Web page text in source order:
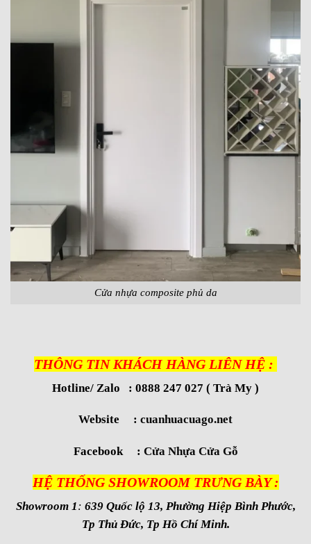
Cửa nhựa composite phủ da
THÔNG TIN KHÁCH HÀNG LIÊN HỆ :
Hotline/ Zalo : 0888 247 027 ( Trà My )
Website : cuanhuacuago.net
Facebook : Cửa Nhựa Cửa Gỗ
HỆ THỐNG SHOWROOM TRƯNG BÀY :
Showroom 1: 639 Quốc lộ 13, Phường Hiệp Bình Phước,
Tp Thủ Đức, Tp Hồ Chí Minh.